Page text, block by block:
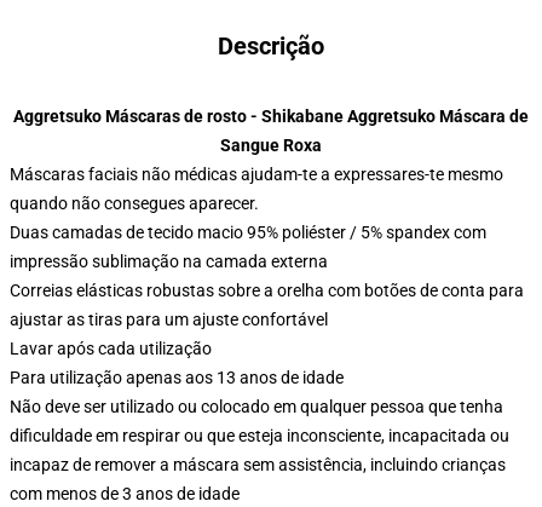
Descrição
Aggretsuko Máscaras de rosto - Shikabane Aggretsuko Máscara de
Sangue Roxa
Máscaras faciais não médicas ajudam-te a expressares-te mesmo
quando não consegues aparecer.
Duas camadas de tecido macio 95% poliéster / 5% spandex com
impressão sublimação na camada externa
Correias elásticas robustas sobre a orelha com botões de conta para
ajustar as tiras para um ajuste confortável
Lavar após cada utilização
Para utilização apenas aos 13 anos de idade
Não deve ser utilizado ou colocado em qualquer pessoa que tenha
dificuldade em respirar ou que esteja inconsciente, incapacitada ou
incapaz de remover a máscara sem assistência, incluindo crianças
com menos de 3 anos de idade